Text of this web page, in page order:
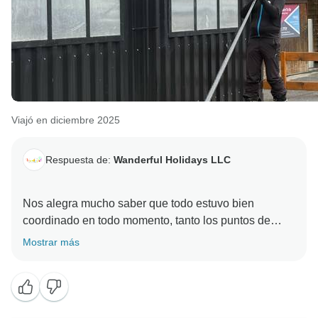
Viajó en diciembre 2025
Respuesta de: Wanderful Holidays LLC
Nos alegra mucho saber que todo estuvo bien
coordinado en todo momento, tanto los puntos de
encuentro cercanos como la organización de los
significa mucho que sintieras que las cosas fluyeron
sin problemas.
Mostrar más